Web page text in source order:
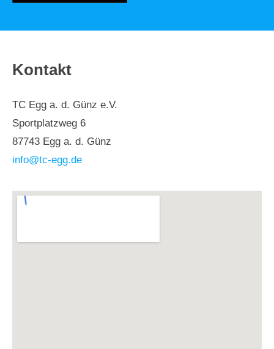
Kontakt
TC Egg a. d. Günz e.V.
Sportplatzweg 6
87743 Egg a. d. Günz
info@tc-egg.de